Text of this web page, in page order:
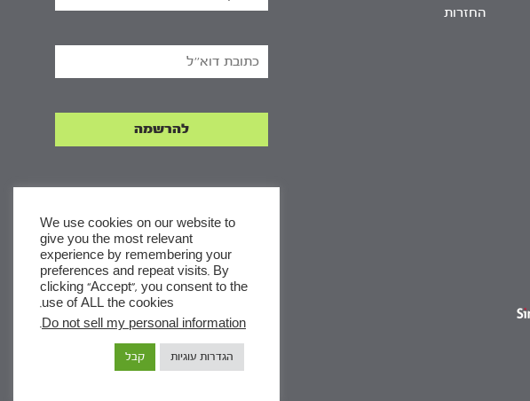
החזרות
We use cookies on our website to
give you the most relevant
experience by remembering your
preferences and repeat visits. By
clicking “Accept”, you consent to the
use of ALL the cookies.
Do not sell my personal information
.
הגדרות עוגיות קבל
x
לסדרות
ומסלולי לימוד באתר